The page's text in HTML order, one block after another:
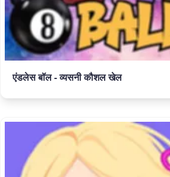
एंडलेस बॉल - व्यसनी कौशल खेल